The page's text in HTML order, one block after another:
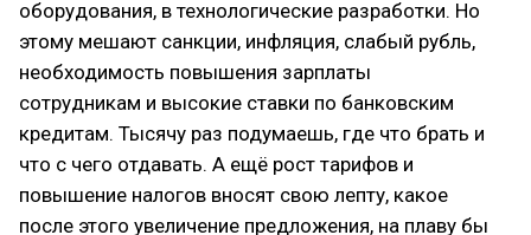
оборудования, в технологические разработки. Но
этому мешают санкции, инфляция, слабый рубль,
необходимость повышения зарплаты
сотрудникам и высокие ставки по банковским
кредитам. Тысячу раз подумаешь, где что брать и
что с чего отдавать. А ещё рост тарифов и
повышение налогов вносят свою лепту, какое
после этого увеличение предложения, на плаву бы